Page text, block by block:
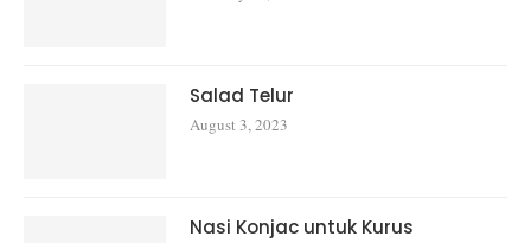
Salad Telur
August 3, 2023
Nasi Konjac untuk Kurus